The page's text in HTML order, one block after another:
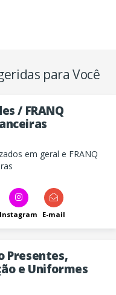
para Você
/ FRANQ
em geral e FRANQ
Instagram E-mail
Presentes,
e Uniformes